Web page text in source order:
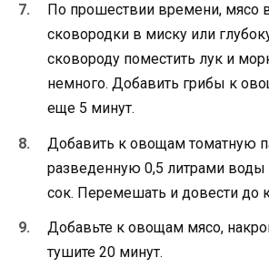
По прошествии времени, мясо
сковородки в миску или
сковороду поместить лук и
немного. Добавить грибы к
еще 5 минут.
Добавить к овощам томатную
разведенную 0,5 литрами
сок. Перемешать и довести до
Добавьте к овощам мясо,
тушите 20 минут.